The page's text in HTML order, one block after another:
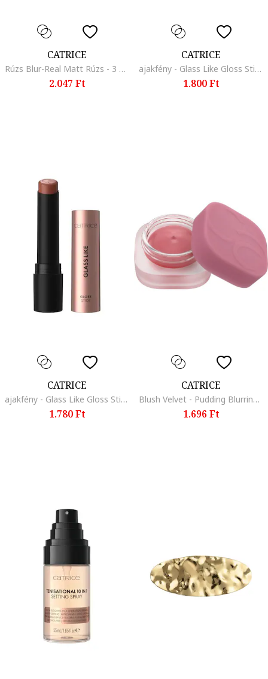
CATRICE
Rúzs Blur-Real Matt Rúzs - 3 g., 020
2.047 Ft
CATRICE
ajakfény - Glass Like Gloss Stick 3 g., Bare ambition
1.800 Ft
CATRICE
ajakfény - Glass Like Gloss Stick 3 g., Glace macchiato
1.780 Ft
CATRICE
Blush Velvet - Pudding Blurring Blush5 g, 010
1.696 Ft